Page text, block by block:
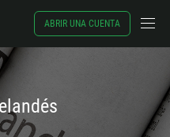
ABRIR UNA CUENTA